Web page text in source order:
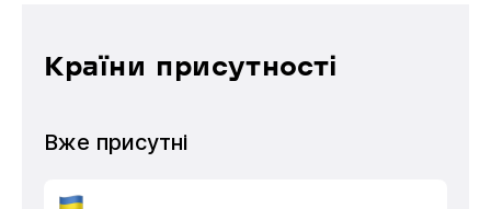
Країни присутності
Вже присутні